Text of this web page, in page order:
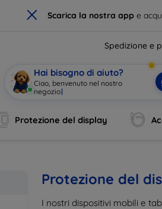
× Scarica la nostra appe
Spedizione e
Hai bisogno di aiuto?
C|
Protezione del display
Protezione del
I nostri dispositivi mobili e